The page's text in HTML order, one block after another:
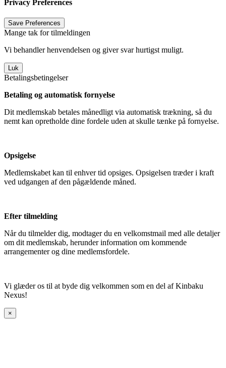
Privacy Preferences
Mange tak for tilmeldingen
Vi behandler henvendelsen og giver svar hurtigst muligt.
Luk
Betalingsbetingelser
Betaling og automatisk fornyelse
Dit medlemskab betales månedligt via automatisk trækning, så du
nemt kan opretholde dine fordele uden at skulle tænke på fornyelse.
Opsigelse
Medlemskabet kan til enhver tid opsiges. Opsigelsen træder i kraft
ved udgangen af den pågældende måned.
Efter tilmelding
Når du tilmelder dig, modtager du en velkomstmail med alle detaljer
om dit medlemskab, herunder information om kommende
arrangementer og dine medlemsfordele.
Vi glæder os til at byde dig velkommen som en del af Kinbaku
Nexus!
×